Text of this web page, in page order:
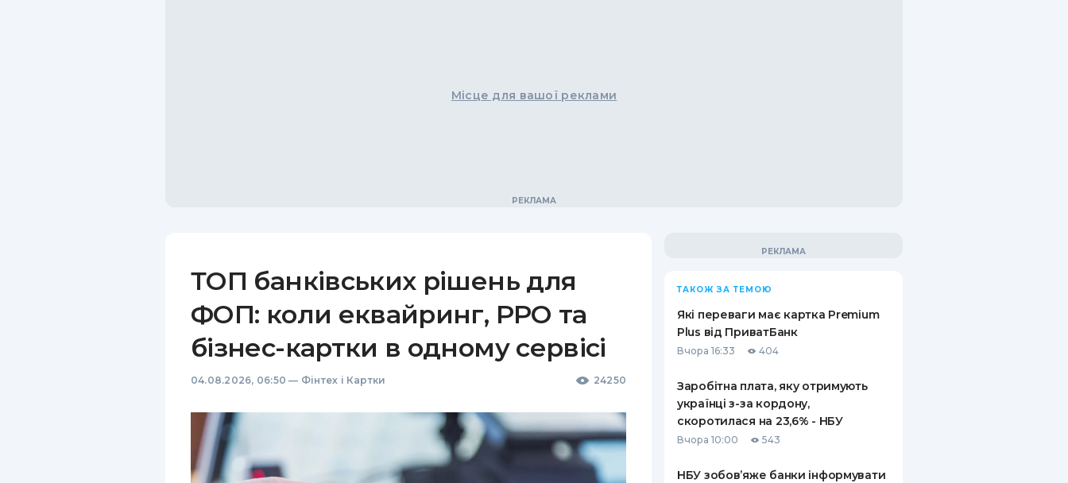
Місце для вашої реклами
ТОП банківських рішень для
ФОП: коли еквайринг, РРО та
бізнес-картки в одному сервісі
04.08.2026, 06:50 — Фінтех і Картки 24250
ТАКОЖ ЗА ТЕМОЮ
Які переваги має картка Premium
Plus від ПриватБанк
Вчора 16:33 404
Заробітна плата, яку отримують
українці з-за кордону,
скоротилася на 23,6% - НБУ
Вчора 10:00 543
НБУ зобов’яже банки інформувати